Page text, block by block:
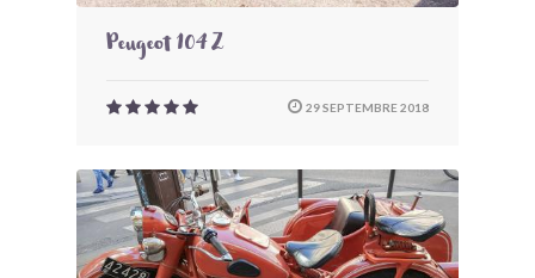
Peugeot 104 Z
29 SEPTEMBRE 2018